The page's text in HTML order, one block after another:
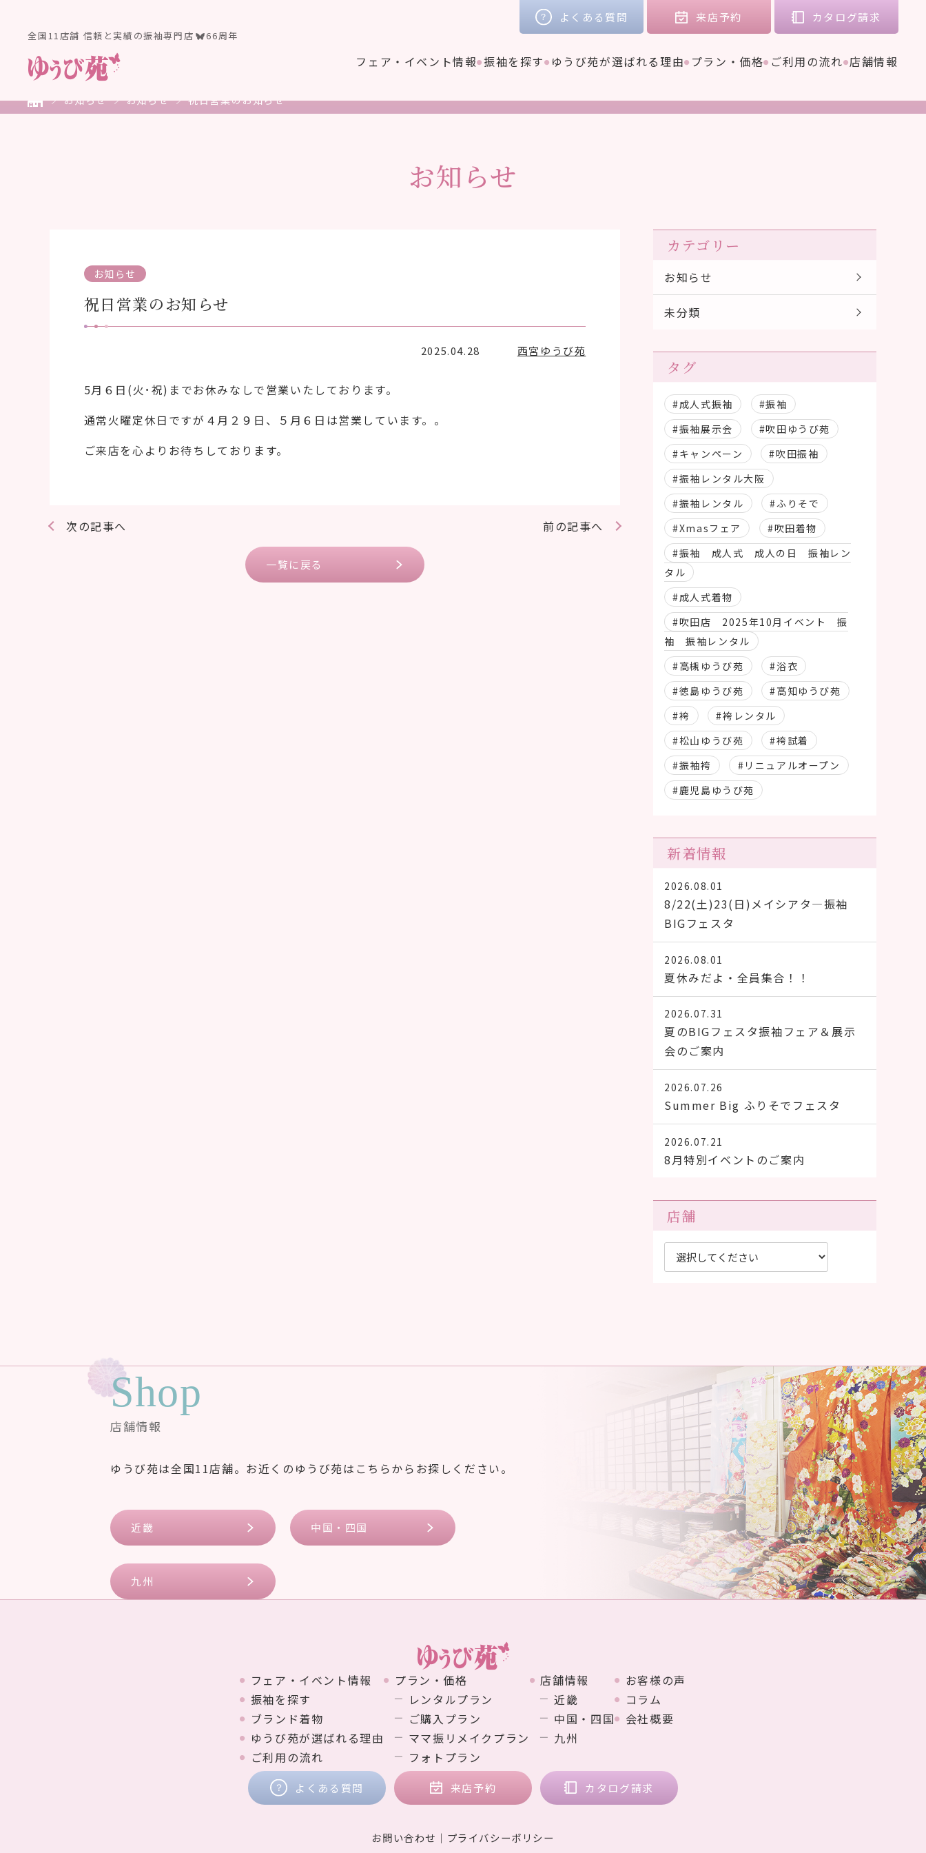
全国11店舗 信頼と実績の振袖専門店 66周年
フェア・イベント情報 振袖を探す ゆうび苑が選ばれる理由 プラン・価格 ご利用の流れ 店舗情報
よくある質問 来店予約 カタログ請求
お知らせ お知らせ 祝日営業のお知らせ
お知らせ
お知らせ
祝日営業のお知らせ
2025.04.28 西宮ゆうび苑
5月６日(火･祝)までお休みなしで営業いたしております。
通常火曜定休日ですが４月２９日、５月６日は営業しています。。
ご来店を心よりお待ちしております。
前の記事へ
次の記事へ
一覧に戻る
カテゴリー
お知らせ
未分類
タグ
#成人式振袖
#振袖
#振袖展示会
#吹田ゆうび苑
#キャンペーン
#吹田振袖
#振袖レンタル大阪
#振袖レンタル
#ふりそで
#Xmasフェア
#吹田着物
#振袖 成人式 成人の日 振袖レン
タル
#成人式着物
#吹田店 2025年10月イベント 振
袖 振袖レンタル
#高槻ゆうび苑
#浴衣
#徳島ゆうび苑
#高知ゆうび苑
#袴
#袴レンタル
#松山ゆうび苑
#袴試着
#振袖袴
#リニュアルオープン
#鹿児島ゆうび苑
新着情報
2026.08.01
8/22(土)23(日)メイシアタ―振袖
BIGフェスタ
2026.08.01
夏休みだよ・全員集合！！
2026.07.31
夏のBIGフェスタ振袖フェア＆展示
会のご案内
2026.07.26
Summer Big ふりそでフェスタ
2026.07.21
8月特別イベントのご案内
店舗
Shop
店舗情報
ゆうび苑は全国11店舗。お近くのゆうび苑はこちらからお探しください。
近畿 中国・四国
九州
フェア・イベント情報
振袖を探す
ブランド着物
ゆうび苑が選ばれる理由
ご利用の流れ
プラン・価格
レンタルプラン
ご購入プラン
ママ振リメイクプラン
フォトプラン
店舗情報
近畿
中国・四国
九州
お客様の声
コラム
会社概要
よくある質問 来店予約 カタログ請求
お問い合わせ プライバシーポリシー